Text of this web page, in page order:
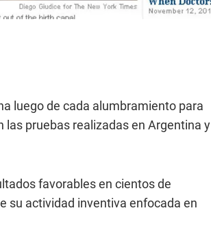
luego de cada alumbramiento para
las pruebas realizadas en Argentina y
favorables en cientos de
su actividad inventiva enfocada en